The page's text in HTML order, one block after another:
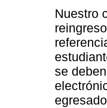
Nuestro
se